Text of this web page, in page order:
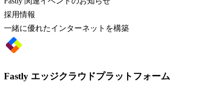
採用情報
一緒に優れたインターネットを構築
Fastly エッジクラウドプラットフォーム